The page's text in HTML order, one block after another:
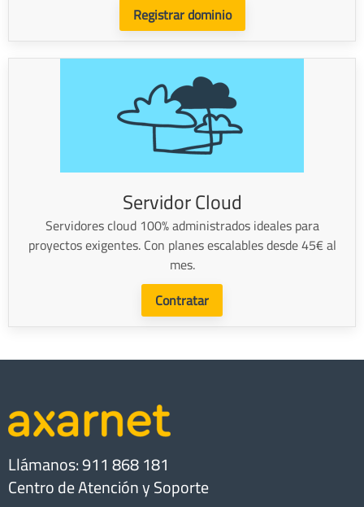
Registrar dominio
Servidor Cloud
Servidores cloud 100% administrados ideales para
proyectos exigentes. Con planes escalables desde 45€ al
mes.
Contratar
Llámanos: 911 868 181
Centro de Atención y Soporte